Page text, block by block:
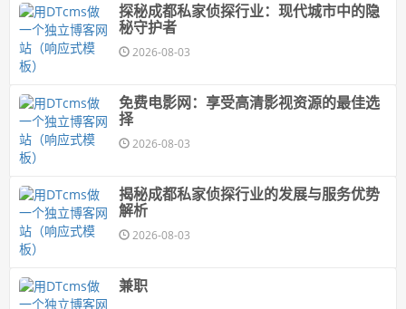
探秘成都私家侦探行业：现代城市中的隐
秘守护者
2026-08-03
免费电影网：享受高清影视资源的最佳选
择
2026-08-03
揭秘成都私家侦探行业的发展与服务优势
解析
2026-08-03
兼职